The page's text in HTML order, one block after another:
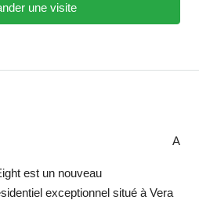
une visite
A
est un nouveau
exceptionnel situé à Vera